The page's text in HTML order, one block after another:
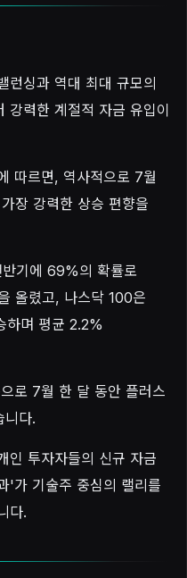
런싱과 역대 최대 규모의
강력한 계절적 자금 유입이
따르면, 역사적으로 7월
장 강력한 상승 편향을
기에 69%의 확률로
올렸고, 나스닥 100은
하며 평균 2.2%
로 7월 한 달 동안 플러스
니다.
인 투자자들의 신규 자금
'가 기술주 중심의 랠리를
다.